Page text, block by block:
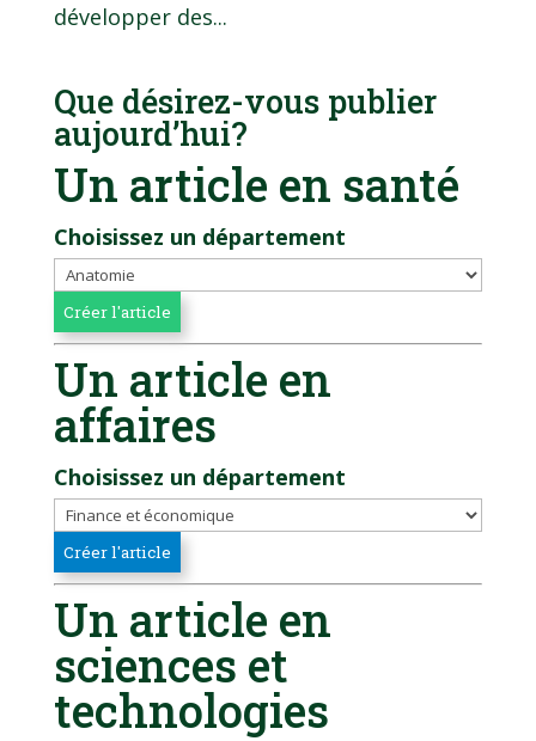
développer des...
Que désirez-vous publier
aujourd’hui?
Un article en santé
Choisissez un département
Un article en
affaires
Choisissez un département
Un article en
sciences et
technologies